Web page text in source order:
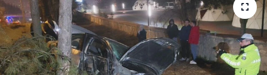
Bolu
ÇEVRE
BİLİM VE TEKNOLOJİ